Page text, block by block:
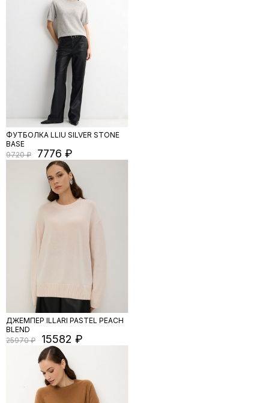
ФУТБОЛКА LLIU SILVER STONE
BASE
9720
7776
ДЖЕМПЕР ILLARI PASTEL PEACH
BLEND
25970
15582